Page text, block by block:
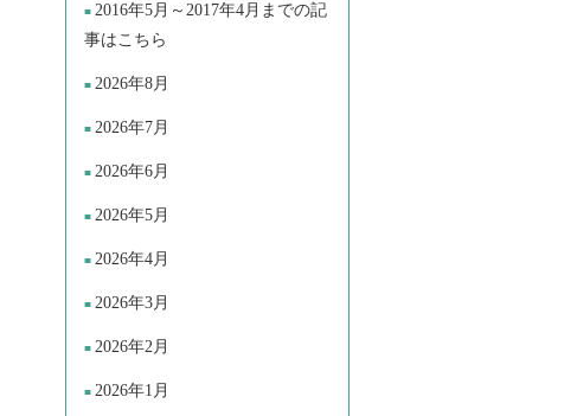
2016年5月～2017年4月までの記
事はこちら
2026年8月
2026年7月
2026年6月
2026年5月
2026年4月
2026年3月
2026年2月
2026年1月